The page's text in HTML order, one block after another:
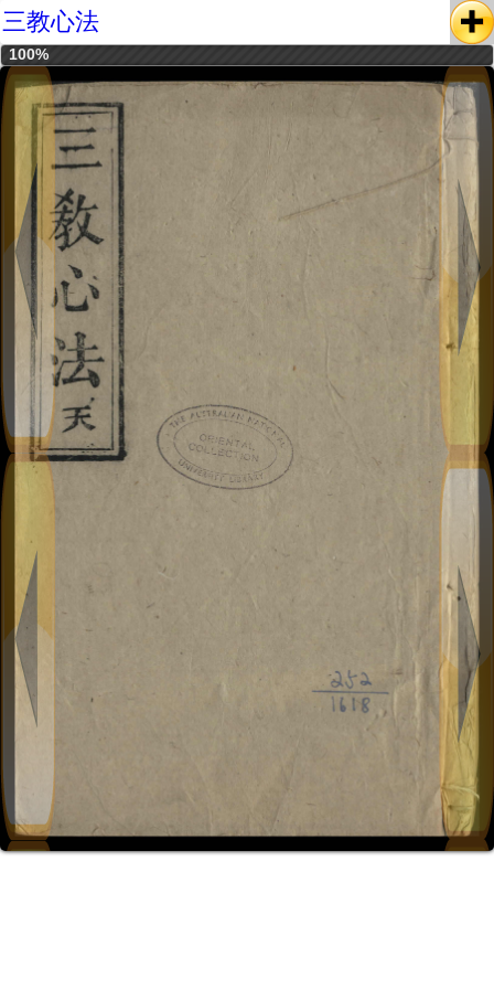
三教心法
100%